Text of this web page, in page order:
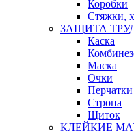
Коробки
Стяжки,
ЗАЩИТА
Каска
Маска
Очки
Перчатки
Стропа
Щиток
КЛЕЙКИЕ